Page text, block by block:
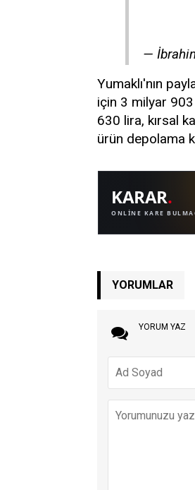
—
Yumaklı'nın
için 3 milyar
630 lira, kırsal
ürün depolama
YORUMLAR
YORUM YAZ